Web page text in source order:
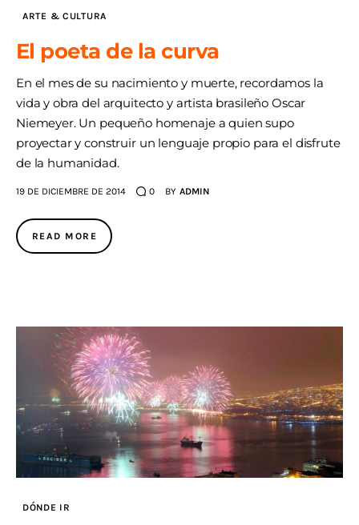
ARTE & CULTURA
El poeta de la curva
En el mes de su nacimiento y muerte, recordamos la
vida y obra del arquitecto y artista brasileño Oscar
Niemeyer. Un pequeño homenaje a quien supo
proyectar y construir un lenguaje propio para el disfrute
de la humanidad.
19 DE DICIEMBRE DE 2014 0 BY ADMIN
READ MORE
DÓNDE IR